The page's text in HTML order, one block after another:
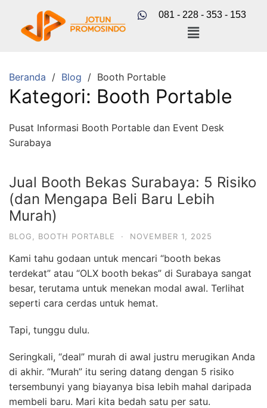
081 - 228 - 353 - 153
Beranda Blog Booth Portable
Kategori: Booth Portable
Pusat Informasi Booth Portable dan Event Desk
Surabaya
Jual Booth Bekas Surabaya: 5 Risiko
(dan Mengapa Beli Baru Lebih
Murah)
BLOG BOOTH PORTABLE · NOVEMBER 1, 2025
Kami tahu godaan untuk mencari “booth bekas
terdekat” atau “OLX booth bekas” di Surabaya sangat
besar, terutama untuk menekan modal awal. Terlihat
seperti cara cerdas untuk hemat.
Tapi, tunggu dulu.
Seringkali, “deal” murah di awal justru merugikan Anda
di akhir. “Murah” itu sering datang dengan 5 risiko
tersembunyi yang biayanya bisa lebih mahal daripada
membeli baru. Mari kita bedah satu per satu.